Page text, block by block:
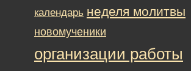
календарь неделя молитвы
новомученики
организации работы